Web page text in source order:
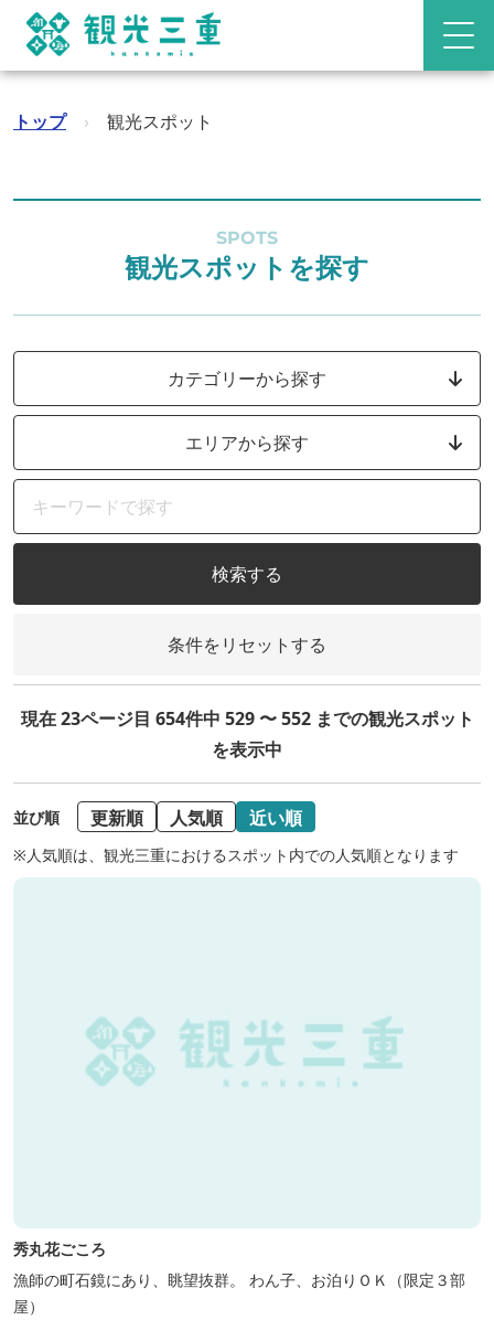
トップ › 観光スポット
SPOTS
観光スポットを探す
カテゴリーから探す
エリアから探す
検索する
条件をリセットする
現在 23ページ目 654件中 529 〜 552 までの観光スポット
を表示中
並び順 更新順 人気順 近い順
※人気順は、観光三重におけるスポット内での人気順となります
秀丸花ごころ
漁師の町石鏡にあり、眺望抜群。 わん子、お泊りＯＫ（限定３部
屋）